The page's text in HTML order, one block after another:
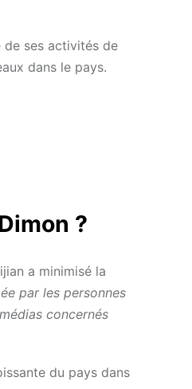
de ses activités de
dans le pays.
?
a minimisé la
par les personnes
concernés
du pays dans